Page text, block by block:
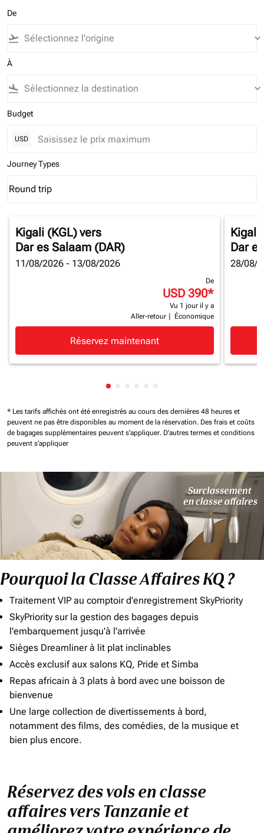
De
flight_takeoff keyboard_arrow_down
À
flight_land keyboard_arrow_down
Budget
USD
Journey Types
Journey Types option Round trip Selected
Round trip
keyboard_arrow_down
Kigali (KGL)vers
Dar es Salaam (DAR)
11/08/2026 - 13/08/2026
De
USD 390*
Vu 1 jour il y a
Aller-retour
Économique
Réservez maintenant
Kigali
Dar
28/08/
Affichage de cmp-pagination-
* Les tarifs affichés ont été enregistrés au cours des dernières 48 heures et
peuvent ne pas être disponibles au moment de la réservation. Des frais et coûts
de bagages supplémentaires peuvent s'appliquer. D'autres termes et conditions
peuvent s'appliquer
Pourquoi la Classe Affaires KQ ?
Traitement VIP au comptoir d'enregistrement SkyPriority
SkyPriority sur la gestion des bagages depuis
l'embarquement jusqu'à l'arrivée
Sièges Dreamliner à lit plat inclinables
Accès exclusif aux salons KQ, Pride et Simba
Repas africain à 3 plats à bord avec une boisson de
bienvenue
Une large collection de divertissements à bord,
notamment des films, des comédies, de la musique et
bien plus encore.
Réservez des vols en classe
affaires vers Tanzanie et